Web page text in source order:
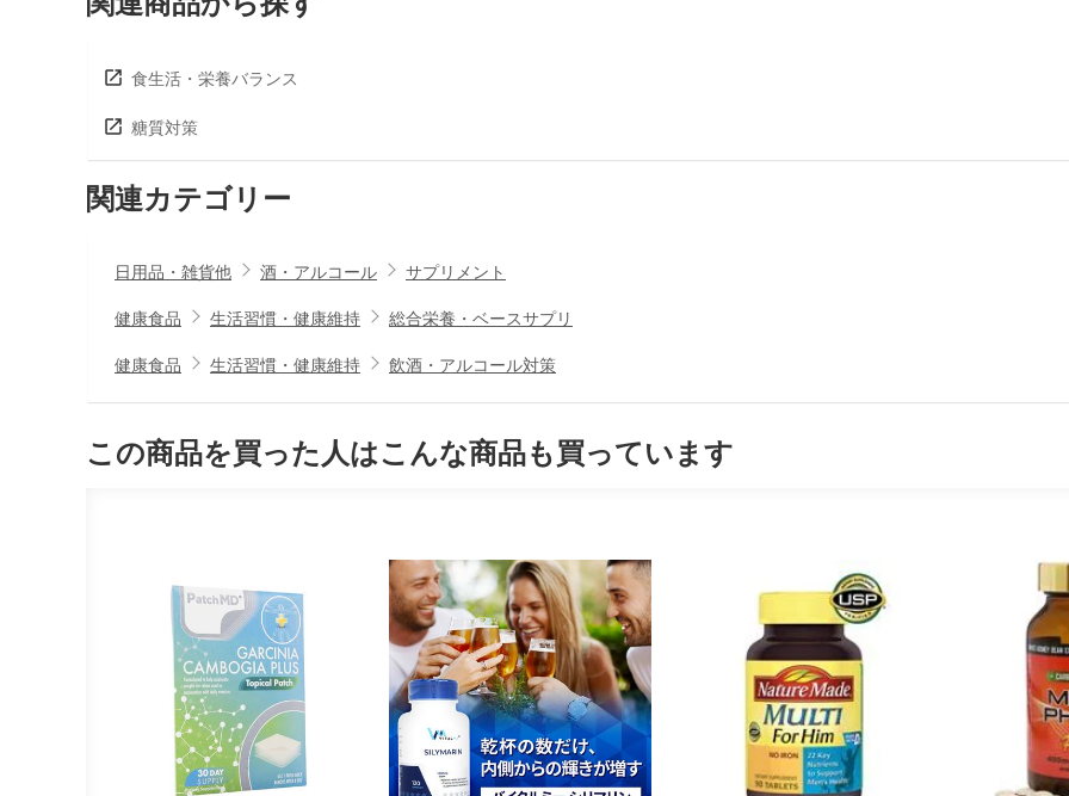
食生活・栄養バランス
糖質対策
関連カテゴリー
日用品・雑貨他 酒・アルコール
サプリメント
健康食品
生活習慣・健康維持
総合栄養・ベースサプリ
健康食品
生活習慣・健康維持 飲酒・アルコール対策
この商品を買った人はこんな商品も買っています